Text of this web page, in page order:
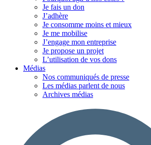
Je fais un don
J’adhère
Je consomme moins et mieux
Je me mobilise
J’engage mon entreprise
Je propose un projet
L’utilisation de vos dons
Médias
Nos communiqués de presse
Les médias parlent de nous
Archives médias